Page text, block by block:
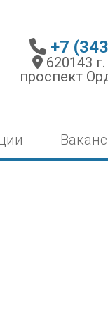
+7
620143 г.
проспект